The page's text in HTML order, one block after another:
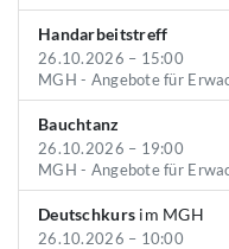
Handarbeitstreff
26.10.2026 – 15:00
MGH - Angebote für
Bauchtanz
26.10.2026 – 19:00
MGH - Angebote für
Deutschkurs im MGH
26.10.2026 – 10:00